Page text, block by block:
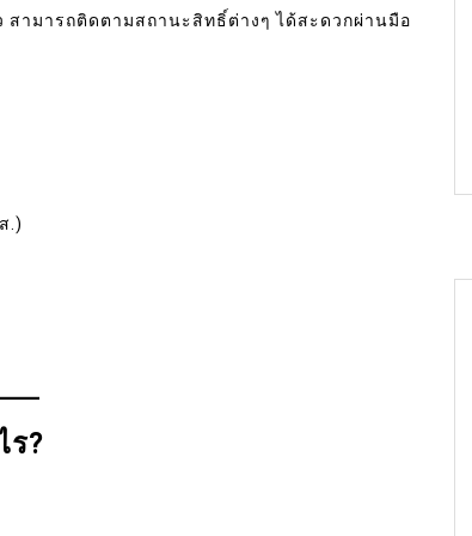
ามารถติดตามสถานะสิทธิ์ต่างๆ ได้สะดวกผ่านมือ
.)
ร?